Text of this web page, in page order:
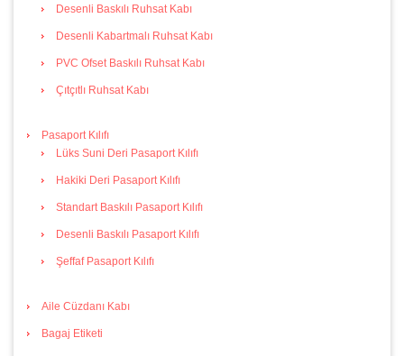
Desenli Baskılı Ruhsat Kabı
Desenli Kabartmalı Ruhsat Kabı
PVC Ofset Baskılı Ruhsat Kabı
Çıtçıtlı Ruhsat Kabı
Pasaport Kılıfı
Lüks Suni Deri Pasaport Kılıfı
Hakiki Deri Pasaport Kılıfı
Standart Baskılı Pasaport Kılıfı
Desenli Baskılı Pasaport Kılıfı
Şeffaf Pasaport Kılıfı
Aile Cüzdanı Kabı
Bagaj Etiketi